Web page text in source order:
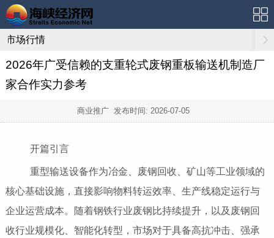
市场行情
2026年广受信赖的支重轮式废钢重板输送机制造厂
家合作实力参考
商业推广 发布时间: 2026-07-05
开篇引言
重型输送设备作为冶金、废钢回收、矿山等工业领域的
核心基础设施，直接影响物料转运效率、生产线稳定运行与
企业运营成本。随着钢铁行业废钢比持续提升，以及废钢回
收行业规模化、智能化转型，市场对于具备高抗冲击、强承